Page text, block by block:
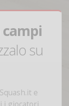
campi
su
e